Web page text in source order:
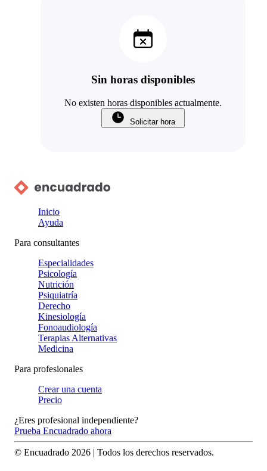
Sin horas disponibles
No existen horas disponibles actualmente.
Solicitar hora
Inicio
Ayuda
Para consultantes
Especialidades
Psicología
Nutrición
Psiquiatría
Derecho
Kinesiología
Fonoaudiología
Terapias Alternativas
Medicina
Para profesionales
Crear una cuenta
Precio
¿Eres profesional independiente?
Prueba Encuadrado ahora
© Encuadrado 2026 | Todos los derechos reservados.